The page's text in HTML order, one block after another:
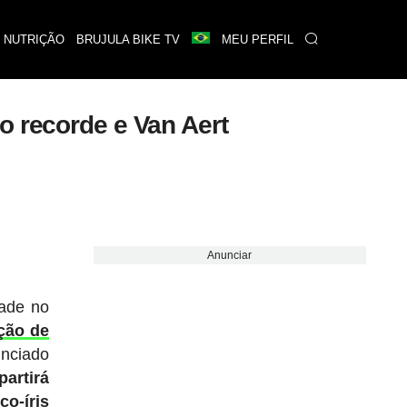
BRUJULA BIKE TV MEU PERFIL
recorde e Van Aert
no
de
íris
Anunciar